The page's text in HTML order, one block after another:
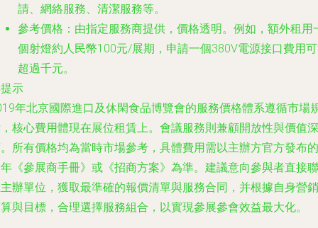
請、網絡服務、清潔服務等。
參考價格 ：由指定服務商提供，價格透明。例如，額外租用
個射燈約人民幣100元/展期，申請一個380V電源接口費用
超過千元。
示
年北京國際進口及休閑食品博覽會的服務價格體系遵循市場
核心費用體現在展位租賃上。會議服務則兼顧開放性與價值深
所有價格均為當時市場參考，具體費用需以主辦方官方發布的
《參展商手冊》或《招商方案》為準。建議意向參與者直接聯
辦單位，獲取最準確的報價清單與服務合同，并根據自身營銷
與目標，合理選擇服務組合，以實現參展參會效益最大化。